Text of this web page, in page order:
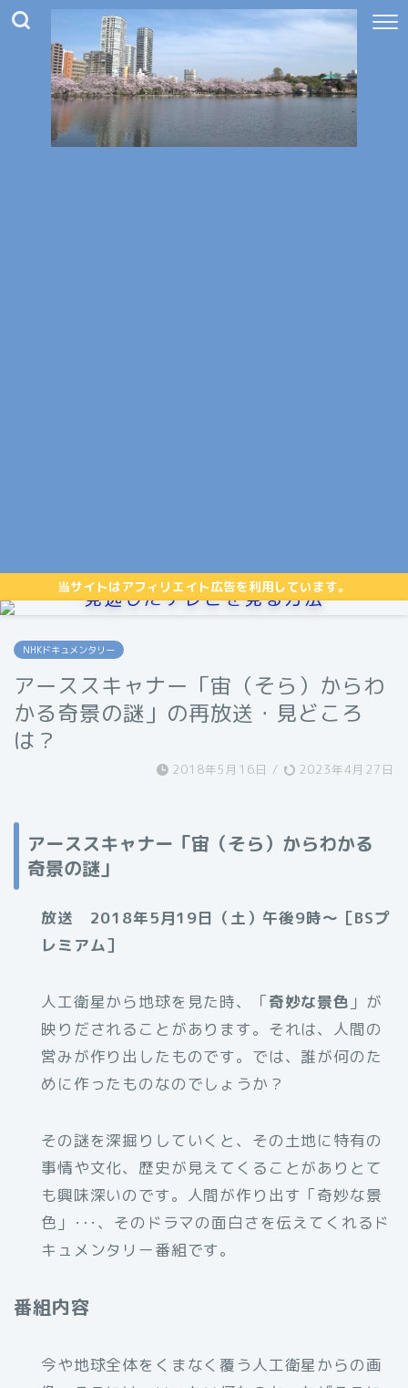
当サイトはアフィリエイト広告を利用しています。
見逃したテレビを見る方法
NHKドキュメンタリー
アーススキャナー「宙（そら）からわ
かる奇景の謎」の再放送・見どころ
は？
2018年5月16日 / 2023年4月27日
アーススキャナー「宙（そら）からわかる
奇景の謎」
放送 2018年5月19日（土）午後9時～［BSプ
レミアム］
人工衛星から地球を見た時、「奇妙な景色 」が
映りだされることがあります。それは、人間の
営みが作り出したものです。では、誰が何のた
めに作ったものなのでしょうか？
その謎を深掘りしていくと、その土地に特有の
事情や文化、歴史が見えてくることがありとて
も興味深いのです。人間が作り出す「奇妙な景
色」･･･、そのドラマの面白さを伝えてくれるド
キュメンタリー番組です。
番組内容
今や地球全体をくまなく覆う人工衛星からの画